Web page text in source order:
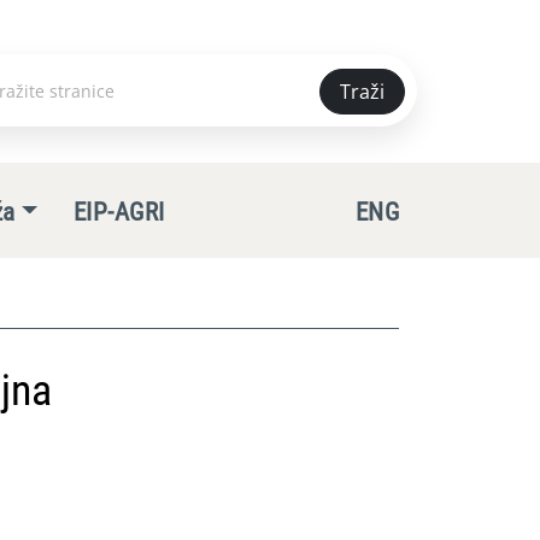
Traži
EIP-AGRI ENG